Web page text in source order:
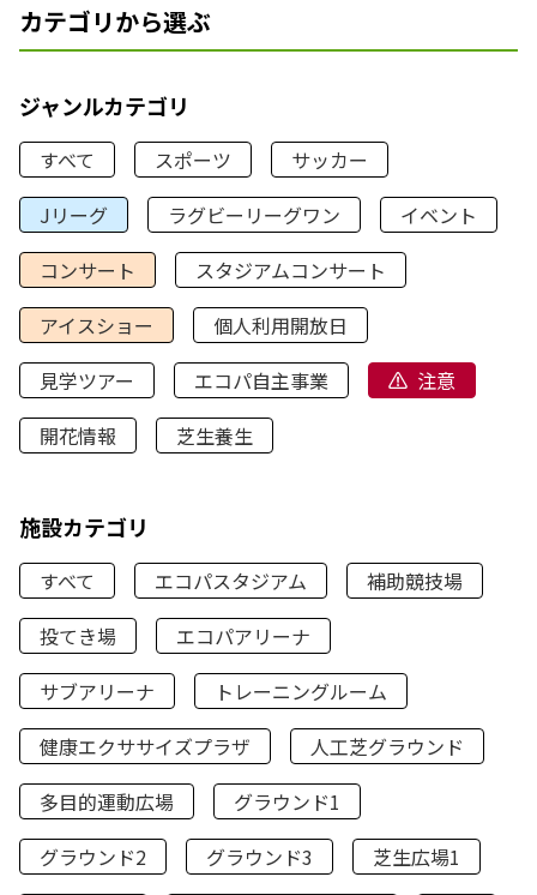
カテゴリから選ぶ
ジャンルカテゴリ
すべて スポーツ
サッカー
Jリーグ
ラグビーリーグワン
イベント
コンサート
スタジアムコンサート
アイスショー
個人利用開放日
見学ツアー
エコパ自主事業
注意
開花情報
芝生養生
施設カテゴリ
すべて エコパスタジアム
補助競技場
投てき場
エコパアリーナ
サブアリーナ
トレーニングルーム
健康エクササイズプラザ
人工芝グラウンド
多目的運動広場
グラウンド1
グラウンド2
グラウンド3
芝生広場1